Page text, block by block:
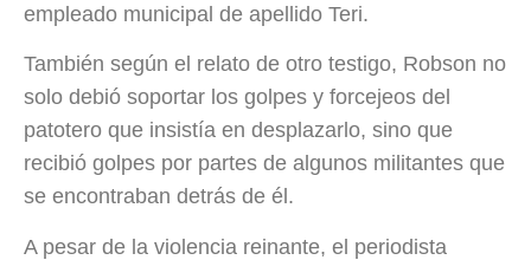
empleado municipal de apellido Teri.
También según el relato de otro testigo, Robson no
solo debió soportar los golpes y forcejeos del
patotero que insistía en desplazarlo, sino que
recibió golpes por partes de algunos militantes que
se encontraban detrás de él.
A pesar de la violencia reinante, el periodista